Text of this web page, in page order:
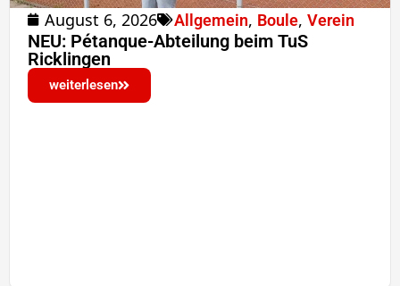
August 6, 2026 Allgemein, Boule, Verein
NEU: Pétanque-Abteilung beim TuS
Ricklingen
weiterlesen